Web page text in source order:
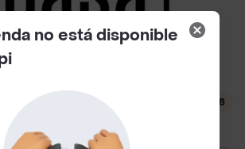
$ 4000
4.8
no está disponible